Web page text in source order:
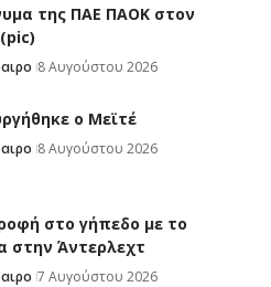
της ΠΑΕ ΠΑΟΚ στον
8 Αυγούστου 2026
ο Μεϊτέ
8 Αυγούστου 2026
στο γήπεδο με το
στην Άντερλεχτ
7 Αυγούστου 2026